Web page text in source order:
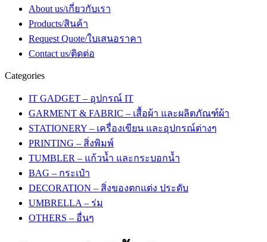
About us/เกี่ยวกับเรา
Products/สินค้า
Request Quote/ใบเสนอราคา
Contact us/ติดต่อ
Categories
IT GADGET – อุปกรณ์ IT
GARMENT & FABRIC – เสื้อผ้า และผลิตภัณฑ์ผ้า
STATIONERY – เครื่องเขียน และอุปกรณ์ต่างๆ
PRINTING – สิ่งพิมพ์
TUMBLER – แก้วน้ำ และกระบอกน้ำ
BAG – กระเป๋า
DECORATION – สิ่งของตกแต่ง ประดับ
UMBRELLA – ร่ม
OTHERS – อื่นๆ